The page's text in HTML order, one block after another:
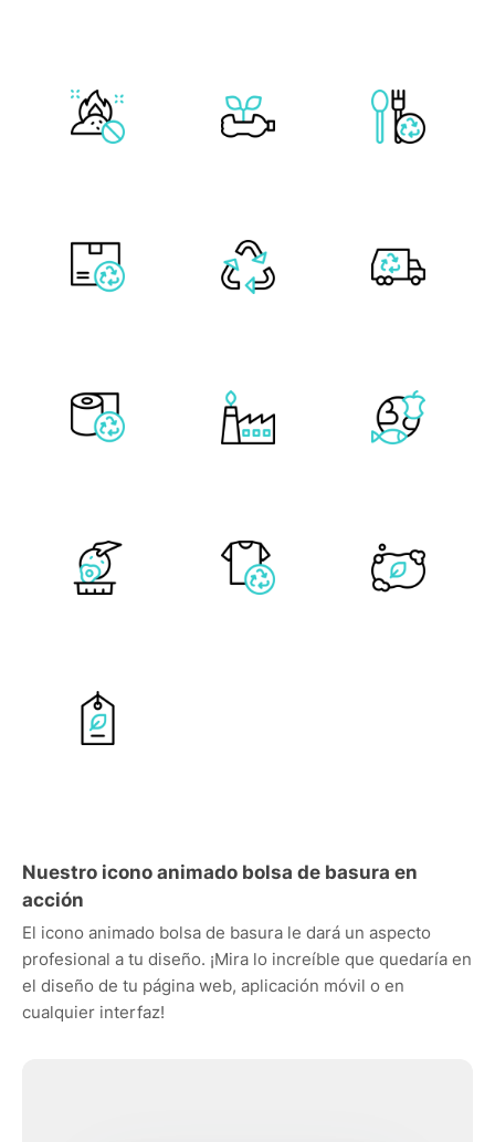
Nuestro icono animado bolsa de basura en
acción
El icono animado bolsa de basura le dará un aspecto
profesional a tu diseño. ¡Mira lo increíble que quedaría en
el diseño de tu página web, aplicación móvil o en
cualquier interfaz!